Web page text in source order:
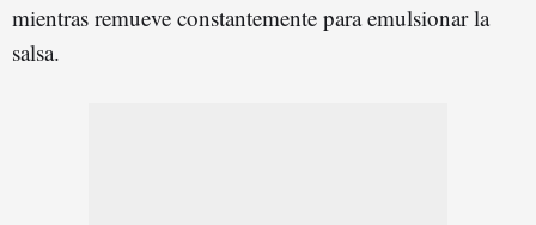
mientras remueve constantemente para emulsionar la
salsa.